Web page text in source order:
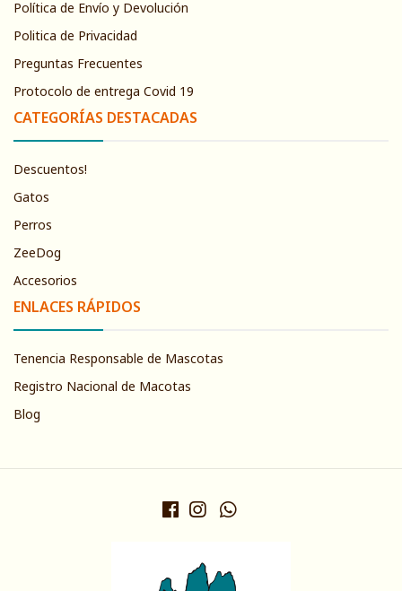
Política de Envío y Devolución
Politica de Privacidad
Preguntas Frecuentes
Protocolo de entrega Covid 19
CATEGORÍAS DESTACADAS
Descuentos!
Gatos
Perros
ZeeDog
Accesorios
ENLACES RÁPIDOS
Tenencia Responsable de Mascotas
Registro Nacional de Macotas
Blog